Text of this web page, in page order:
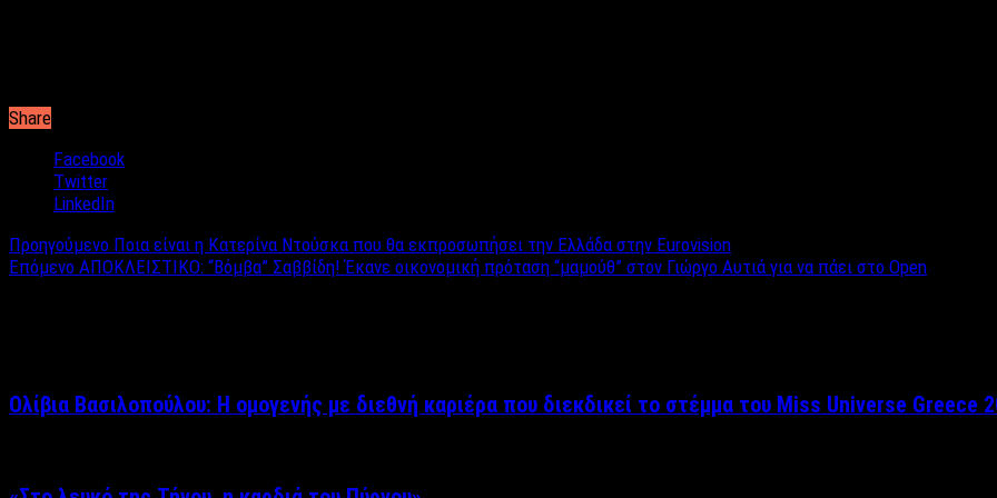
Share
Facebook
Twitter
LinkedIn
Προηγούμενο Ποια είναι η Κατερίνα Ντούσκα που θα εκπροσωπήσει την Ελλάδα στην Eurovision
Επόμενο ΑΠΟΚΛΕΙΣΤΙΚΟ: “Βόμβα” Σαββίδη! Έκανε οικονομική πρόταση “μαμούθ” στον Γιώργο Αυτιά για να πάει στο Open
Ολίβια Βασιλοπούλου: Η ομογενής με διεθνή καριέρα που διεκδικεί το στέμμα του Miss Universe Greece